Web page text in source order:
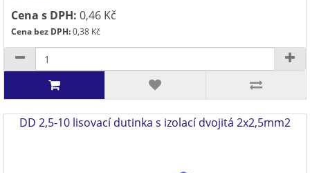
Cena s DPH: 0,46 Kč
Cena bez DPH:0,38 Kč
DD 2,5-10 lisovací dutinka s izolací dvojitá 2x2,5mm2